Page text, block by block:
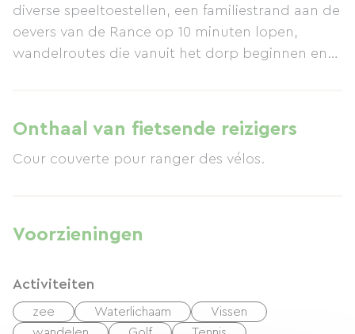
diverse speeltoestellen, een familiestrand aan de
oevers van de Rance op 10 minuten lopen,
wandelroutes die vanuit het dorp beginnen en
Michel, middeleeuws Dinan, Saint-Malo (de
kapersstad), Cap Fréhel, Saint-Suliac (een van de
mooiste dorpen van Frankrijk)... Begane grond:
koelkast met vriezer, oven, magnetron,
kookplaat met 2 gaspitten en 2
waterkoker en kleine apparaten...), een
slaapkamer met een tweepersoonsbed,
Onthaal van fietsende reizigers
Cour couverte pour ranger des vélos.
Voorzieningen
Activiteiten
zee Waterlichaam
Vissen